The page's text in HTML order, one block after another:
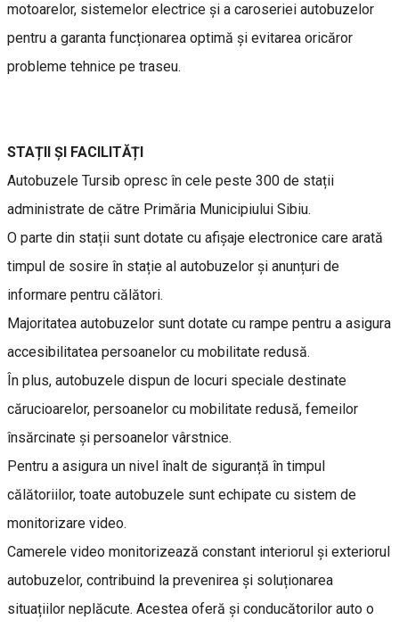
motoarelor, sistemelor electrice și a caroseriei autobuzelor
pentru a garanta funcționarea optimă și evitarea oricăror
probleme tehnice pe traseu.
STAȚII ȘI FACILITĂȚI
Autobuzele Tursib opresc în cele peste 300 de stații
administrate de către Primăria Municipiului Sibiu.
O parte din stații sunt dotate cu afișaje electronice care arată
timpul de sosire în stație al autobuzelor și anunțuri de
informare pentru călători.
Majoritatea autobuzelor sunt dotate cu rampe pentru a asigura
accesibilitatea persoanelor cu mobilitate redusă.
În plus, autobuzele dispun de locuri speciale destinate
cărucioarelor, persoanelor cu mobilitate redusă, femeilor
însărcinate și persoanelor vârstnice.
Pentru a asigura un nivel înalt de siguranță în timpul
călătoriilor, toate autobuzele sunt echipate cu sistem de
monitorizare video.
Camerele video monitorizează constant interiorul și exteriorul
autobuzelor, contribuind la prevenirea și soluționarea
situațiilor neplăcute. Acestea oferă și conducătorilor auto o